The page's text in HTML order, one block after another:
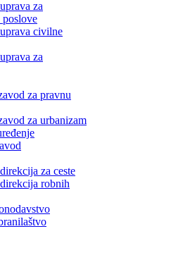
za
poslove
civilne
za
za pravnu
za urbanizam
za ceste
robnih